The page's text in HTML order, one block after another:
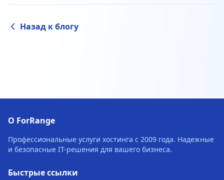
Назад к блогу
О ForRange
Профессиональные услуги хостинга с 2009 года. Надежные
и безопасные IT-решения для вашего бизнеса.
Быстрые ссылки